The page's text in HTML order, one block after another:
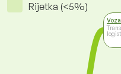
Rijetka (<5%)